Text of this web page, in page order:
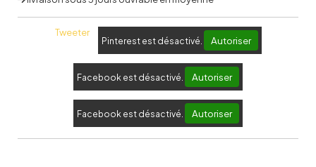
Tweeter
Pinterest est désactivé. Autoriser
Facebook est désactivé. Autoriser
Facebook est désactivé. Autoriser